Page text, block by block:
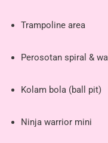
Trampoline area
Perosotan spiral &
Kolam bola (ball pit)
Ninja warrior mini